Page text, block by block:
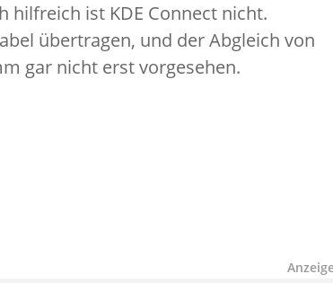
ist KDE Connect nicht.
übertragen, und der Abgleich von
gar nicht erst vorgesehen.